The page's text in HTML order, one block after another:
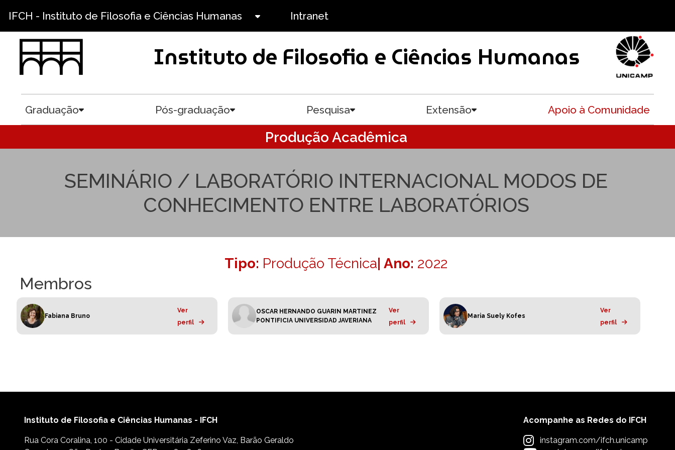
IFCH - Instituto de Filosofia e Ciências Humanas Intranet
Instituto de Filosofia e Ciências Humanas
Graduação Pós-graduação Pesquisa Extensão Apoio à Comunidade
Produção Acadêmica
SEMINÁRIO / LABORATÓRIO INTERNACIONAL MODOS DE
CONHECIMENTO ENTRE LABORATÓRIOS
Tipo: Produção Técnica| Ano: 2022
Membros
Fabiana Bruno
Ver
perfil
OSCAR HERNANDO GUARIN MARTINEZ
PONTIFICIA UNIVERSIDAD JAVERIANA
Ver
perfil
Maria Suely Kofes
Ver
perfil
Instituto de Filosofia e Ciências Humanas - IFCH
Rua Cora Coralina, 100 - Cidade Universitária Zeferino Vaz, Barão Geraldo
Acompanhe as Redes do IFCH
instagram.com/ifch.unicamp